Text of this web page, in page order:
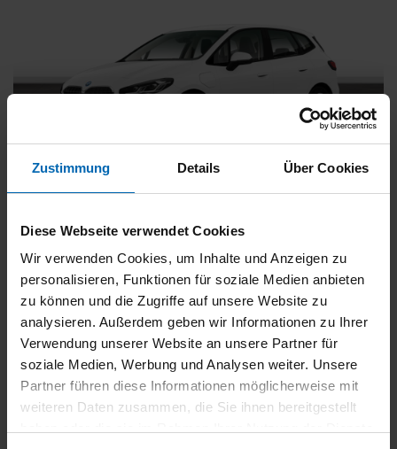
Zustimmung Details Über Cookies
Diese Webseite verwendet Cookies
Wir verwenden Cookies, um Inhalte und Anzeigen zu
personalisieren, Funktionen für soziale Medien anbieten
zu können und die Zugriffe auf unsere Website zu
analysieren. Außerdem geben wir Informationen zu Ihrer
Verwendung unserer Website an unsere Partner für
soziale Medien, Werbung und Analysen weiter. Unsere
Partner führen diese Informationen möglicherweise mit
weiteren Daten zusammen, die Sie ihnen bereitgestellt
BMW 225
Gebrauchtwagen
Typ
Pkw
Kilometerstand
54.750 km
Erstzulassung
05/2023
Zustand
Gebrauchtwagen
Leistung
180 kW / 245 PS